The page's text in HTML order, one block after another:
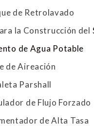
de Retrolavado
la Construcción del
de Agua Potable
de Aireación
Parshall
de Flujo Forzado
de Alta Tasa